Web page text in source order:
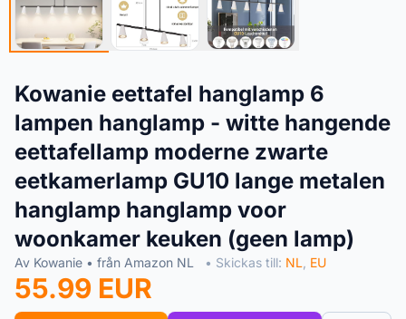
Kowanie eettafel hanglamp 6
lampen hanglamp - witte hangende
eettafellamp moderne zwarte
eetkamerlamp GU10 lange metalen
hanglamp hanglamp voor
woonkamer keuken (geen lamp)
Av Kowanie • från Amazon NL • Skickas till: NL EU
55.99 EUR